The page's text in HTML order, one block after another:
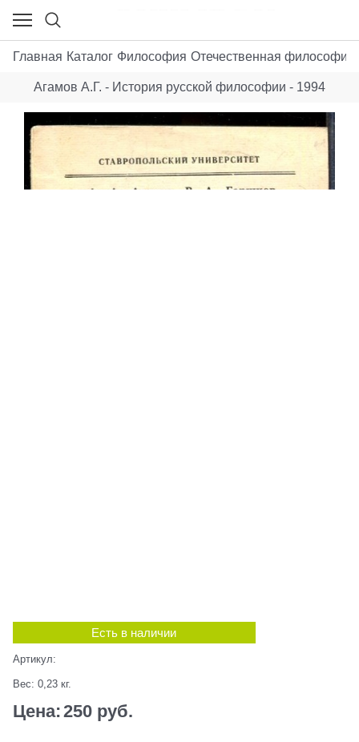
Главная Каталог Философия Отечественная
Агамов А.Г. - История русской философии - 1994
Есть в наличии
Артикул:
Вес: 0,23 кг.
Цена:250 руб.